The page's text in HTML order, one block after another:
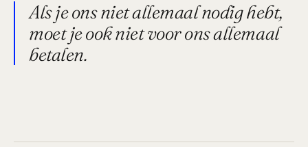
Als je ons niet allemaal nodig hebt,
moet je ook niet voor ons allemaal
betalen.